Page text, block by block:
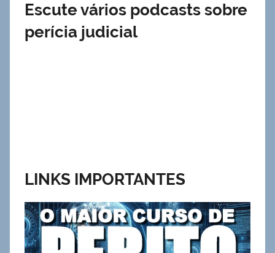
Escute vários podcasts sobre
perícia judicial
LINKS IMPORTANTES